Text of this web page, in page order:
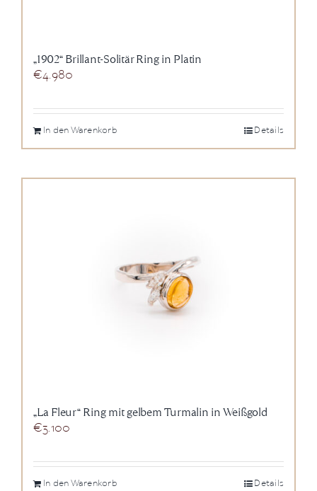
„1902“ Brillant-Solitär Ring in Platin
€4.980
In den Warenkorb Details
„La Fleur“ Ring mit gelbem Turmalin in Weißgold
€3.100
In den Warenkorb Details